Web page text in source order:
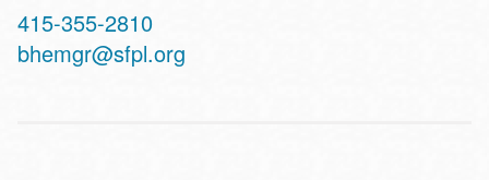
Contact
Telephone
415-355-2810
bhemgr@sfpl.org